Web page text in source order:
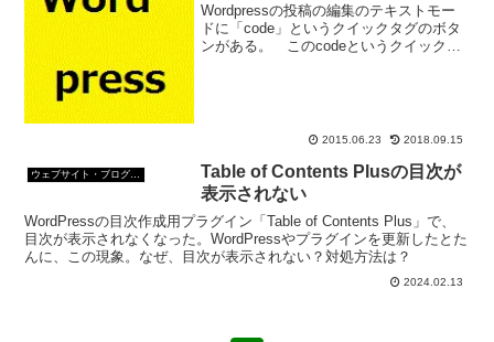
Wordpressの投稿の編集のテキストモー
ドに「code」というクイックタグのボタ
ンがある。 このcodeというクイックタ
2015.06.23 2018.09.15
ウェブサイト・ブログ作成
Table of Contents Plusの目次が
表示されない
WordPressの目次作成用プラグイン「Table of Contents Plus」で、
目次が表示されなくなった。WordPressやプラグインを更新したとた
んに、この現象。なぜ、目次が表示されない？対処方法は？
2024.02.13